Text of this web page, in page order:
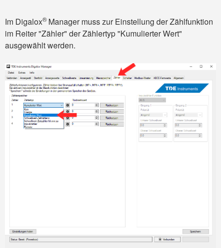
Im Digalox® Manager muss zur Einstellung der Zählfunktion
im Reiter "Zähler" der Zählertyp "Kumulierter Wert"
ausgewählt werden.